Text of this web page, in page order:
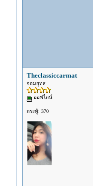
Theclassiccarmat
จอมยุทธ
ออฟไลน์
กระทู้: 370